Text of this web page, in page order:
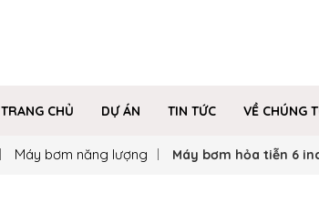
TRANG CHỦ DỰ ÁN TIN TỨC VỀ CHÚNG
Máy bơm năng lượng Máy bơm hỏa tiễn 6